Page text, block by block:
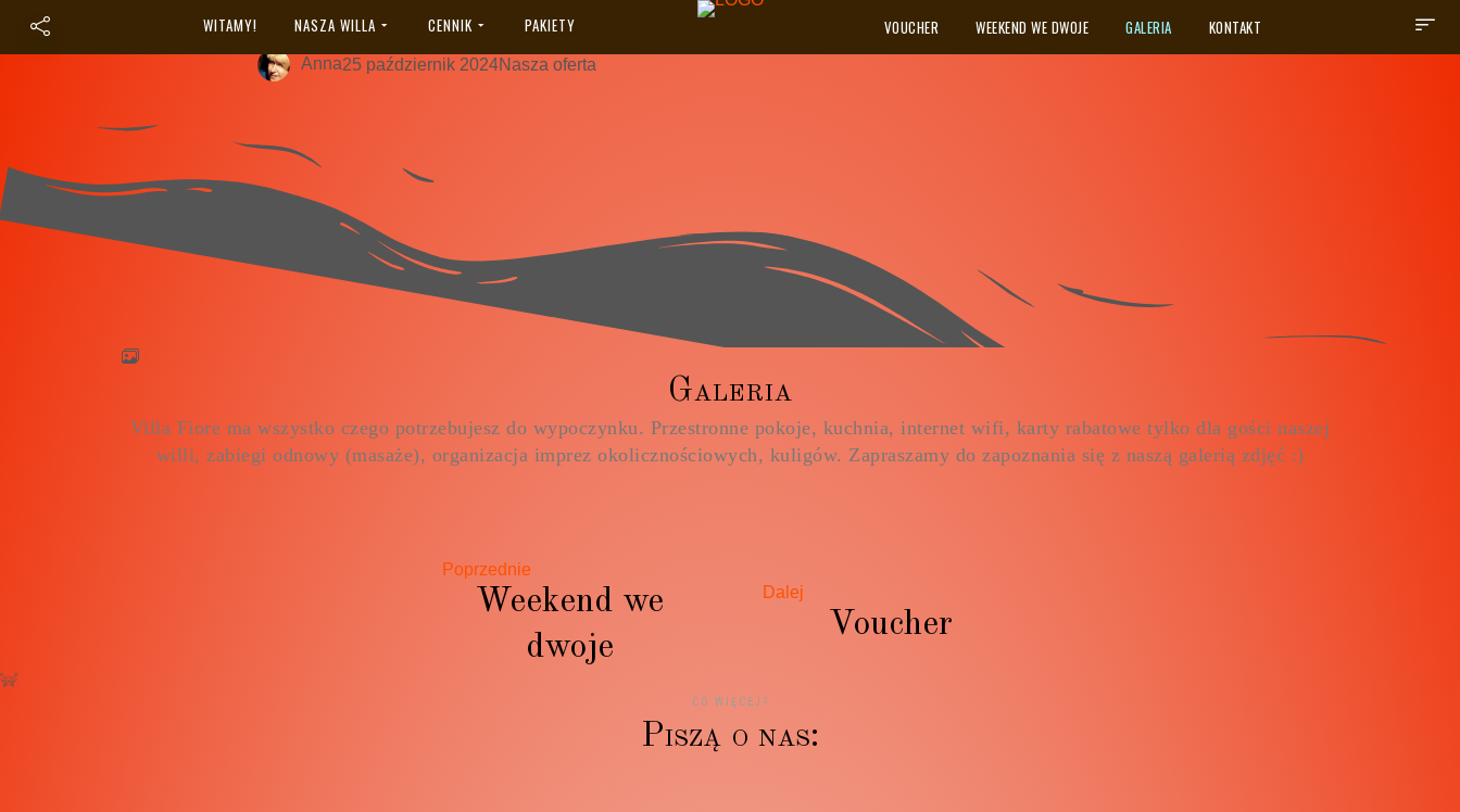
WITAMY! NASZA WILLA CENNIK PAKIETY VOUCHER WEEKEND WE DWOJE GALERIA KONTAKT
Galeria
Anna25 październik 2024Nasza oferta
Galeria
Villa Fiore ma wszystko czego potrzebujesz do wypoczynku. Przestronne pokoje, kuchnia, internet wifi, karty rabatowe tylko dla gości naszej
willi, zabiegi odnowy (masaże), organizacja imprez okolicznościowych, kuligów. Zapraszamy do zapoznania się z naszą galerią zdjęć :)
Poprzednie
Weekend we
dwoje
Dalej
Voucher
CO WIĘCEJ?
Piszą o nas: